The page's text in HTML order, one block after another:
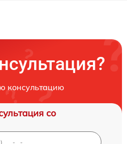
консультацию
со